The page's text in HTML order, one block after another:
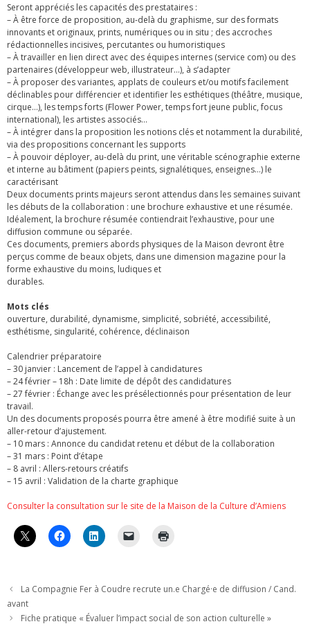
Seront appréciés les capacités des prestataires :
– À être force de proposition, au-delà du graphisme, sur des formats
innovants et originaux, prints, numériques ou in situ ; des accroches
rédactionnelles incisives, percutantes ou humoristiques
– À travailler en lien direct avec des équipes internes (service com) ou des
partenaires (développeur web, illustrateur…), à s’adapter
– À proposer des variantes, applats de couleurs et/ou motifs facilement
déclinables pour différencier et identifier les esthétiques (théâtre, musique,
cirque…), les temps forts (Flower Power, temps fort jeune public, focus
international), les artistes associés…
– À intégrer dans la proposition les notions clés et notamment la durabilité,
via des propositions concernant les supports
– À pouvoir déployer, au-delà du print, une véritable scénographie externe
et interne au bâtiment (papiers peints, signalétiques, enseignes…) le
caractérisant
Deux documents prints majeurs seront attendus dans les semaines suivant
les débuts de la collaboration : une brochure exhaustive et une résumée.
Idéalement, la brochure résumée contiendrait l’exhaustive, pour une
diffusion commune ou séparée.
Ces documents, premiers abords physiques de la Maison devront être
perçus comme de beaux objets, dans une dimension magazine pour la
forme exhaustive du moins, ludiques et
durables.
Mots clés
ouverture, durabilité, dynamisme, simplicité, sobriété, accessibilité,
esthétisme, singularité, cohérence, déclinaison
Calendrier préparatoire
– 30 janvier : Lancement de l’appel à candidatures
– 24 février – 18h : Date limite de dépôt des candidatures
– 27 février : Échange avec les présélectionnés pour présentation de leur
travail.
Un des documents proposés pourra être amené à être modifié suite à un
aller-retour d’ajustement.
– 10 mars : Annonce du candidat retenu et début de la collaboration
– 31 mars : Point d’étape
– 8 avril : Allers-retours créatifs
– 15 avril : Validation de la charte graphique
Consulter la consultation sur le site de la Maison de la Culture d’Amiens
La Compagnie Fer à Coudre recrute un.e Chargé·e de diffusion / Cand.
avant
Fiche pratique « Évaluer l’impact social de son action culturelle »